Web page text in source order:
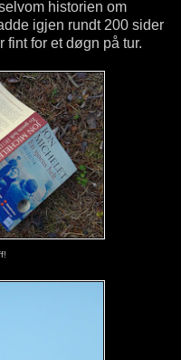
historien om
igjen rundt 200 sider
fint for et døgn på tur.